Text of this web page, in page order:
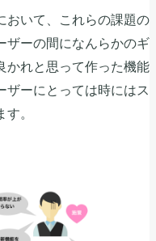
おいて、これらの課題の
ザーの間になんらかのギ
かれと思って作った機能
ーにとっては時にはス
。